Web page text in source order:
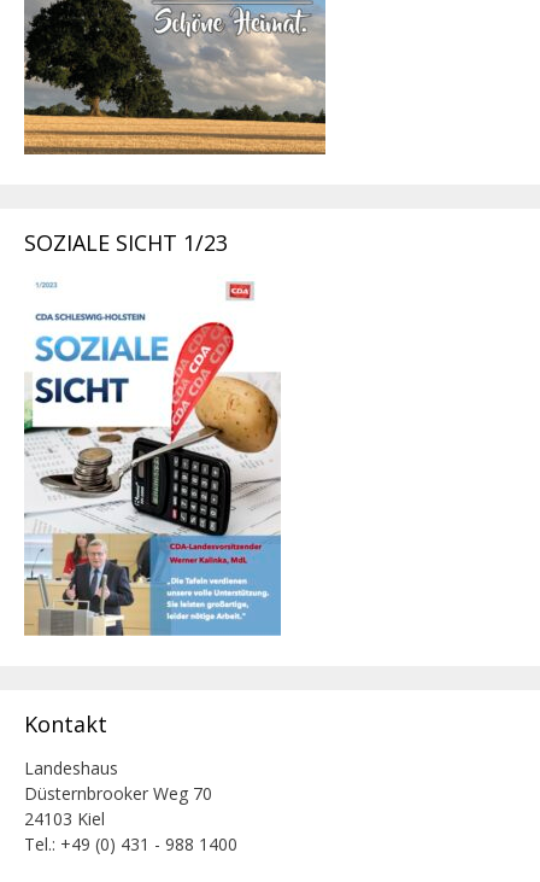
SOZIALE SICHT 1/23
Kontakt
Landeshaus
Düsternbrooker Weg 70
24103 Kiel
Tel.: +49 (0) 431 - 988 1400